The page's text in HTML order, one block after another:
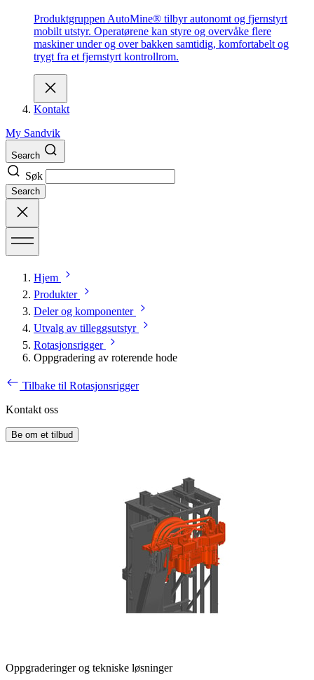
Produktgruppen AutoMine® tilbyr autonomt og fjernstyrt
mobilt utstyr. Operatørene kan styre og overvåke flere
maskiner under og over bakken samtidig, komfortabelt og
trygt fra et fjernstyrt kontrollrom.
Kontakt
My Sandvik
Search
Søk
Search
Hjem
Produkter
Deler og komponenter
Utvalg av tilleggsutstyr
Rotasjonsrigger
Oppgradering av roterende hode
Tilbake til Rotasjonsrigger
Kontakt oss
Be om et tilbud
Oppgraderinger og tekniske løsninger